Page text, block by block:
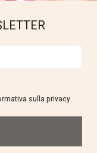
sulla privacy.